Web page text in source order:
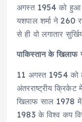
अगस्त 1954 को
यशपाल शर्मा ने 260
से ही वो लगातार
पाकिस्तान के
11 अगस्त 1954 को
अंतरराष्ट्रीय क्रिकेट
खिलाफ साल 1978
1983 के विश्व कप